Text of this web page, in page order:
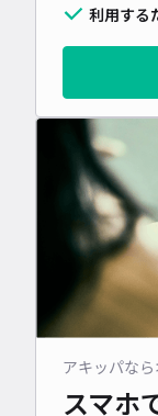
利用する
アキッパな
スマホ